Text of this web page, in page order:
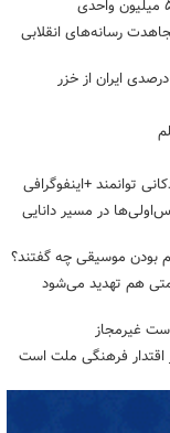
رسانه‌های انقلابی
توانمند +اینفوگرافی
کلاس‌اولی‌ها در مسیر دانایی
بودن موسیقی چه گفتند؟
هم تهدید می‌شود
غیرمجاز
اقتدار فرهنگی ملت است